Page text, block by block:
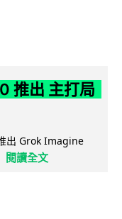
推出 主打局
出 Grok Imagine
閱讀全文